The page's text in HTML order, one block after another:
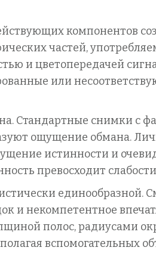
компонентов
частей,
и цветопередачей
или
Стандартные снимки с
ощущение обмана.
истинности и
превосходит
единообразной.
и некомпетентное
полос, радиусами
вспомогательных